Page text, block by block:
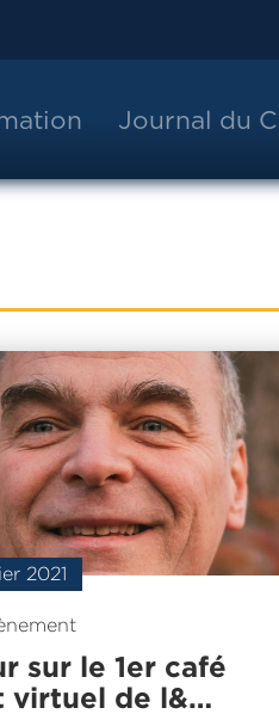
Journal du
2021
sur le 1er café
virtuel de l&…